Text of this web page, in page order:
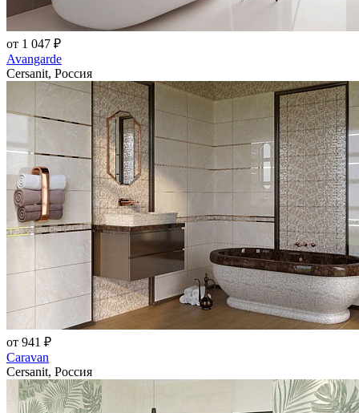
от 1 047 ₽
Avangarde
Cersanit, Россия
от 941 ₽
Caravan
Cersanit, Россия